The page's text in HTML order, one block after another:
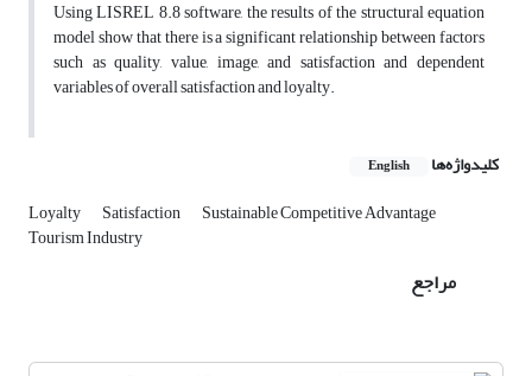
Using LISREL 8.8 software, the results of the structural equation
model show that there is a significant relationship between factors
such as quality, value, image, and satisfaction and dependent
variables of overall satisfaction and loyalty.
کلیدواژه‌ها English
Loyalty Satisfaction Sustainable Competitive Advantage
Tourism Industry
مراجع